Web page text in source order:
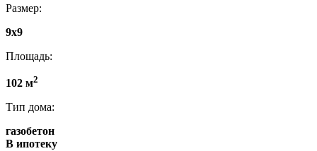
Размер:
9х9
Площадь:
102 м2
Тип дома:
газобетон
В ипотеку